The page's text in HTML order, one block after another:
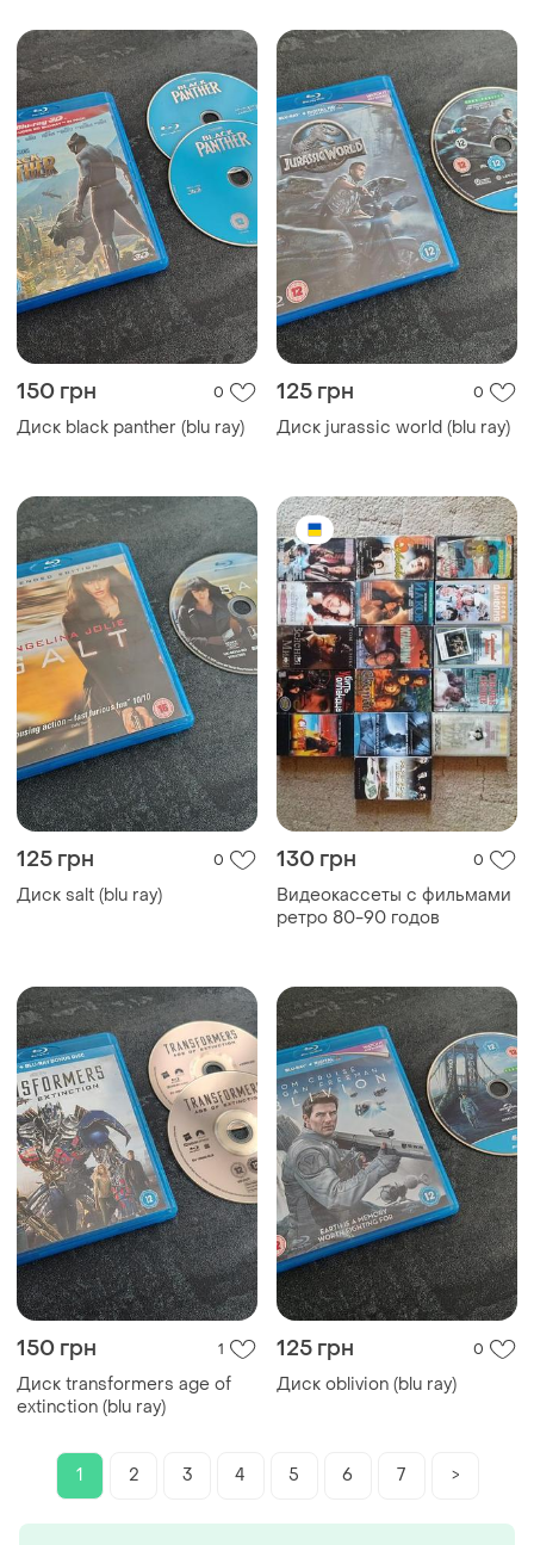
150 грн 0
Диск black panther (blu ray)
125 грн 0
Диск jurassic world (blu ray)
125 грн 0
Диск salt (blu ray)
130 грн 0
Видеокассеты с фильмами
ретро 80-90 годов
150 грн 1
Диск transformers age of
extinction (blu ray)
125 грн 0
Диск oblivion (blu ray)
1 2 3 4 5 6 7 >